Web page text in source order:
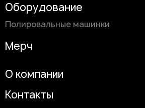
Оборудование
Полировальные машинки
Мерч
О компании
Контакты